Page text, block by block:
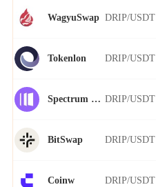
WagyuSwap DRIP/USDT
Tokenlon DRIP/USDT
Spectrum Finance DRIP/USDT
BitSwap DRIP/USDT
Coinw DRIP/USDT